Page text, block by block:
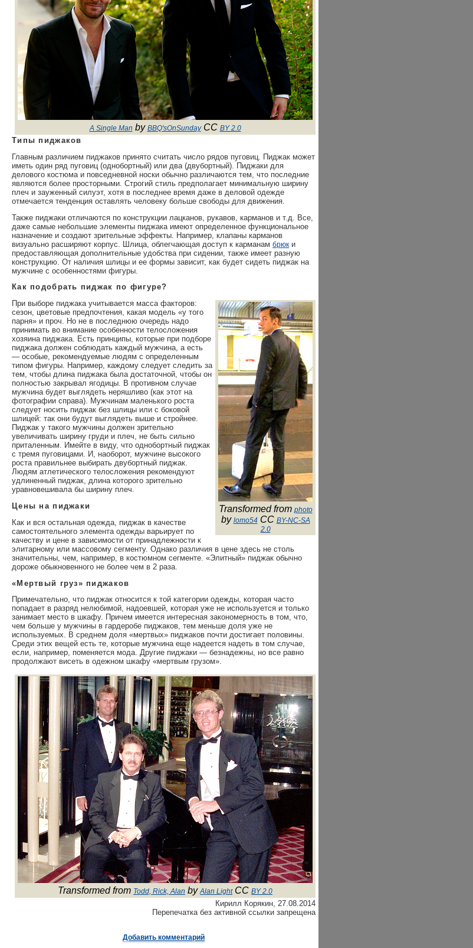
A Single Man by BBQ'sOnSundayCC BY 2.0
Типы пиджаков
Главным различием пиджаков принято считать число рядов пуговиц. Пиджак может
иметь один ряд пуговиц (однобортный) или два (двубортный). Пиджаки для
делового костюма и повседневной носки обычно различаются тем, что последние
являются более просторными. Строгий стиль предполагает минимальную ширину
плеч и зауженный силуэт, хотя в последнее время даже в деловой одежде
отмечается тенденция оставлять человеку больше свободы для движения.
Также пиджаки отличаются по конструкции лацканов, рукавов, карманов и т.д. Все,
даже самые небольшие элементы пиджака имеют определенное функциональное
назначение и создают зрительные эффекты. Например, клапаны карманов
визуально расширяют корпус. Шлица, облегчающая доступ к карманам брюк и
предоставляющая дополнительные удобства при сидении, также имеет разную
конструкцию. От наличия шлицы и ее формы зависит, как будет сидеть пиджак на
мужчине с особенностями фигуры.
Как подобрать пиджак по фигуре?
Transformed from photo
by lomo54CC BY-NC-SA
2.0
При выборе пиджака учитывается масса факторов:
сезон, цветовые предпочтения, какая модель «у того
парня» и проч. Но не в последнюю очередь надо
принимать во внимание особенности телосложения
хозяина пиджака. Есть принципы, которые при подборе
пиджака должен соблюдать каждый мужчина, а есть
— особые, рекомендуемые людям с определенным
типом фигуры. Например, каждому следует следить за
тем, чтобы длина пиджака была достаточной, чтобы он
полностью закрывал ягодицы. В противном случае
мужчина будет выглядеть неряшливо (как этот на
фотографии справа). Мужчинам маленького роста
следует носить пиджак без шлицы или с боковой
шлицей: так они будут выглядеть выше и стройнее.
Пиджак у такого мужчины должен зрительно
увеличивать ширину груди и плеч, не быть сильно
приталенным. Имейте в виду, что однобортный пиджак
с тремя пуговицами. И, наоборот, мужчине высокого
роста правильнее выбирать двубортный пиджак.
Людям атлетического телосложения рекомендуют
удлиненный пиджак, длина которого зрительно
уравновешивала бы ширину плеч.
Цены на пиджаки
Как и вся остальная одежда, пиджак в качестве
самостоятельного элемента одежды варьирует по
качеству и цене в зависимости от принадлежности к
элитарному или массовому сегменту. Однако различия в цене здесь не столь
значительны, чем, например, в костюмном сегменте. «Элитный» пиджак обычно
дороже обыкновенного не более чем в 2 раза.
«Мертвый груз» пиджаков
Примечательно, что пиджак относится к той категории одежды, которая часто
попадает в разряд нелюбимой, надоевшей, которая уже не используется и только
занимает место в шкафу. Причем имеется интересная закономерность в том, что,
чем больше у мужчины в гардеробе пиджаков, тем меньше доля уже не
используемых. В среднем доля «мертвых» пиджаков почти достигает половины.
Среди этих вещей есть те, которые мужчина еще надеется надеть в том случае,
если, например, поменяется мода. Другие пиджаки — безнадежны, но все равно
продолжают висеть в одежном шкафу «мертвым грузом».
Transformed from Todd, Rick, Alan by Alan LightCC BY 2.0
Кирилл Корякин, 27.08.2014
Перепечатка без активной ссылки запрещена
Добавить комментарий